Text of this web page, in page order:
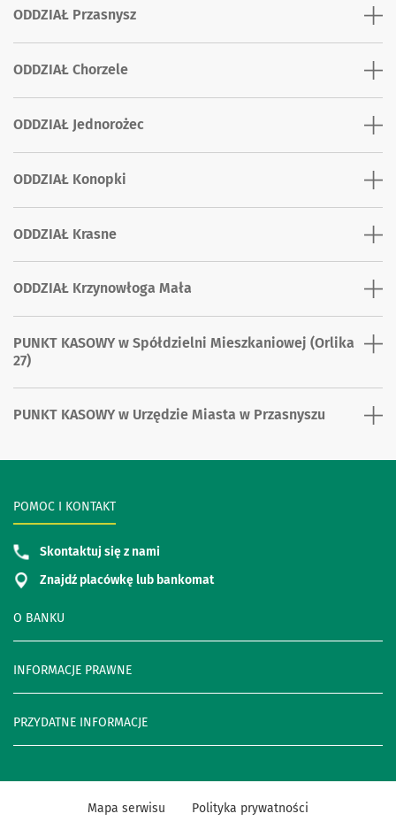
ODDZIAŁ Przasnysz
ODDZIAŁ Chorzele
ODDZIAŁ Jednorożec
ODDZIAŁ Konopki
ODDZIAŁ Krasne
ODDZIAŁ Krzynowłoga Mała
PUNKT KASOWY w Spółdzielni Mieszkaniowej (Orlika
27)
PUNKT KASOWY w Urzędzie Miasta w Przasnyszu
O BANKU
INFORMACJE PRAWNE
PRZYDATNE INFORMACJE
POMOC I KONTAKT
Skontaktuj się z nami
Znajdź placówkę lub bankomat
Mapa serwisu
Polityka prywatności